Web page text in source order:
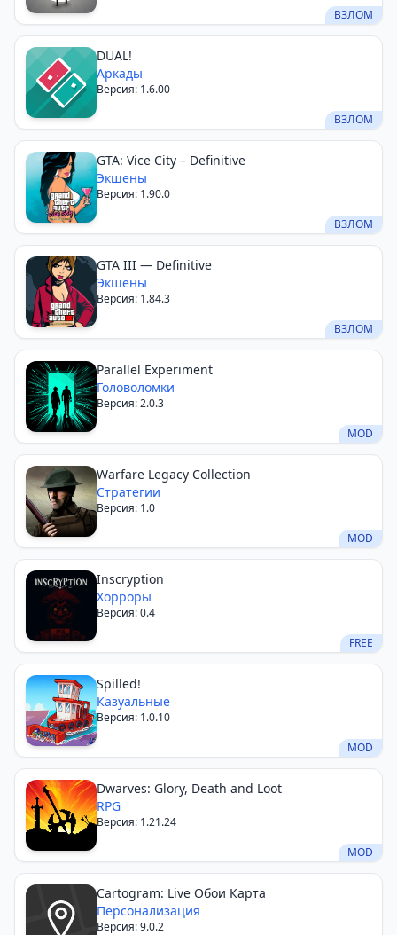
ВЗЛОМ
DUAL!
Аркады
Версия: 1.6.00
ВЗЛОМ
GTA: Vice City – Definitive
Экшены
Версия: 1.90.0
ВЗЛОМ
GTA III — Definitive
Экшены
Версия: 1.84.3
ВЗЛОМ
Parallel Experiment
Головоломки
Версия: 2.0.3
MOD
Warfare Legacy Collection
Стратегии
Версия: 1.0
MOD
Inscryption
Хорроры
Версия: 0.4
FREE
Spilled!
Казуальные
Версия: 1.0.10
MOD
Dwarves: Glory, Death and Loot
RPG
Версия: 1.21.24
MOD
Cartogram: Live Обои Карта
Персонализация
Версия: 9.0.2